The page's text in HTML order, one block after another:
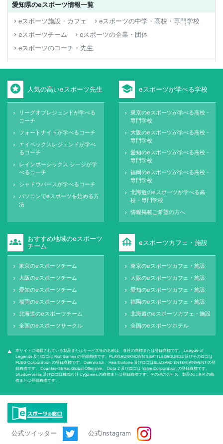
愛知県のeスポーツ情報一覧
keyboard_arrow_right eスポーツ施設・カフェ keyboard_arrow_right eスポーツの中学・高校・専門学校
keyboard_arrow_right eスポーツチーム keyboard_arrow_right eスポーツの企業・団体
keyboard_arrow_right eスポーツのコーチ・先生
stars 人気の高いeスポーツ先生
keyboard_arrow_right
リーグオブレジェンドが学べる
コーチ
keyboard_arrow_right フォートナイトが学べるコーチ
keyboard_arrow_right
エイペックスレジェンドが学べ
るコーチ
keyboard_arrow_right
レインボーシックス シージが学
べるコーチ
keyboard_arrow_right シャドウバースが学べるコーチ
keyboard_arrow_right
パソコンでeスポーツを始める方
法
school eスポーツが学べる学校
keyboard_arrow_right
東京のeスポーツが学べる高校・
専門学校
keyboard_arrow_right
大阪のeスポーツが学べる高校・
専門学校
keyboard_arrow_right
愛知のeスポーツが学べる高校・
専門学校
keyboard_arrow_right
福岡のeスポーツが学べる高校・
専門学校
keyboard_arrow_right
北海道のeスポーツが学べる高
校・専門学校
keyboard_arrow_right 情報掲載ご希望の方へ
groups
おすすめ地域のeスポーツ
チーム
keyboard_arrow_right 東京のeスポーツチーム
keyboard_arrow_right 大阪のeスポーツチーム
keyboard_arrow_right 愛知のeスポーツチーム
keyboard_arrow_right 福岡のeスポーツチーム
keyboard_arrow_right 北海道のeスポーツチーム
keyboard_arrow_right 全国のeスポーツサークル
foundation eスポーツカフェ・施設
keyboard_arrow_right 東京のeスポーツカフェ・施設
keyboard_arrow_right 大阪のeスポーツカフェ・施設
keyboard_arrow_right 愛知のeスポーツカフェ・施設
keyboard_arrow_right 福岡のeスポーツカフェ・施設
keyboard_arrow_right 北海道のeスポーツカフェ・施設
keyboard_arrow_right 全国のeスポーツホテル
warning
本サイトに掲載されている製品またはサービス等の名称は、各社の商標または登録商標です。 League of
Legends 及びロゴは Riot Games の登録商標です。PLAYERUNKNOWN'S BATTLEGROUNDS 及びそのロゴは
PUBG Corporation の登録商標です。Overwatch、Hearthstone 及びロゴはBLIZZARD ENTERTAINMENT の登
録商標です。 Counter-Strike: Global Oﬀensive、 Dota 2 及びロゴは Valve Corporation の登録商標です。
Shadowverse 及びロゴは株式会社 Cygames の商標または登録商標です。その他の会社名、製品名は各社の商
標または登録商標です。
公式ツイッター 公式Instagram